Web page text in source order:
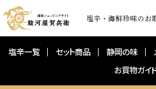
塩辛・海鮮珍味のお
塩辛一覧 セット商品 静岡の味
お買物ガイ